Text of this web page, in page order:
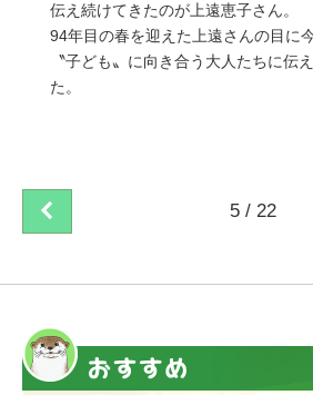
伝え続けてきたのが上遠恵子さん。
94年目の春を迎えた上遠さんの目に
〝子ども〟に向き合う大人たちに伝
た。
5 / 22